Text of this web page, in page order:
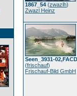
1867_54 (zwazlh)
Zwazl Heinz
Seen_3931-
(frischauf)
Frischauf-Bild GmbH